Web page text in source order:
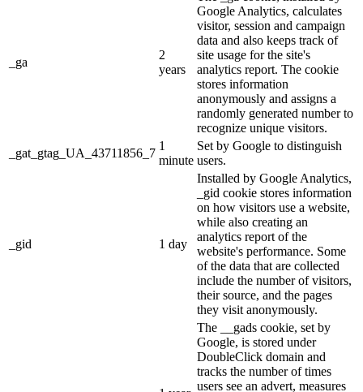
_ga
2
years
Google Analytics, calculates
visitor, session and campaign
data and also keeps track of
site usage for the site's
analytics report. The cookie
stores information
anonymously and assigns a
randomly generated number to
recognize unique visitors.
_gat_gtag_UA_43711856_7
1
minute
Set by Google to distinguish
users.
_gid 1 day
Installed by Google Analytics,
_gid cookie stores information
on how visitors use a website,
while also creating an
analytics report of the
website's performance. Some
of the data that are collected
include the number of visitors,
their source, and the pages
they visit anonymously.
The __gads cookie, set by
Google, is stored under
DoubleClick domain and
tracks the number of times
users see an advert, measures